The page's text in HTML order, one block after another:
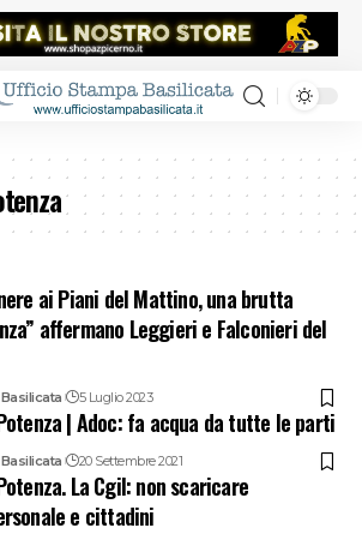
ai Piani del Mattino, una brutta
affermano Leggieri e Falconieri del
5 Luglio 2023
| Adoc: fa acqua da tutte le parti
20 Settembre 2021
La Cgil: non scaricare
e cittadini